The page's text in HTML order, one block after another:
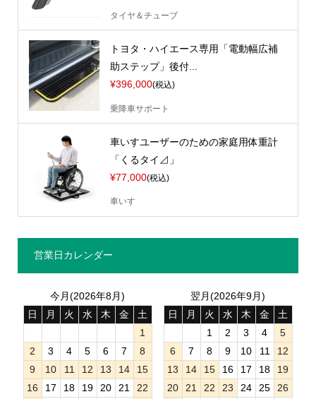
タイヤ＆チューブ
トヨタ・ハイエース専用「電動幅広補
助ステップ」後付...
¥396,000(税込)
乗降車サポート
車いすユーザーのための家庭用体重計
「くるタイ⊿」
¥77,000(税込)
車いす
営業日カレンダー
今月(2026年8月)
日
月 火 水 木 金
土
1
2
3 4 5 6 7
8
9
10 11 12 13 14
15
16
17 18 19 20 21
22
翌月(2026年9月)
日
月 火 水 木 金
土
1
2 3 4
5
6
7 8 9 10 11
12
13
14 15 16 17 18
19
20
21 22 23 24 25
26